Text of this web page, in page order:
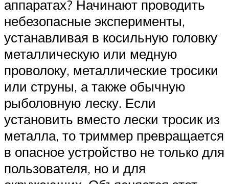
аппаратах? Начинают проводить
небезопасные эксперименты,
устанавливая в косильную головку
металлическую или медную
проволоку, металлические тросики
или струны, а также обычную
рыболовную леску. Если
установить вместо лески тросик из
металла, то триммер превращается
в опасное устройство не только для
пользователя, но и для